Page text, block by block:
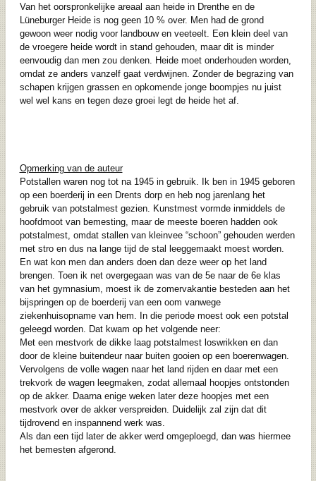
Van het oorspronkelijke areaal aan heide in Drenthe en de
Lüneburger Heide is nog geen 10 % over. Men had de grond
gewoon weer nodig voor landbouw en veeteelt. Een klein deel van
de vroegere heide wordt in stand gehouden, maar dit is minder
eenvoudig dan men zou denken. Heide moet onderhouden worden,
omdat ze anders vanzelf gaat verdwijnen. Zonder de begrazing van
schapen krijgen grassen en opkomende jonge boompjes nu juist
wel wel kans en tegen deze groei legt de heide het af.
Opmerking van de auteur
Potstallen waren nog tot na 1945 in gebruik. Ik ben in 1945 geboren
op een boerderij in een Drents dorp en heb nog jarenlang het
gebruik van potstalmest gezien. Kunstmest vormde inmiddels de
hoofdmoot van bemesting, maar de meeste boeren hadden ook
potstalmest, omdat stallen van kleinvee “schoon” gehouden werden
met stro en dus na lange tijd de stal leeggemaakt moest worden.
En wat kon men dan anders doen dan deze weer op het land
brengen. Toen ik net overgegaan was van de 5e naar de 6e klas
van het gymnasium, moest ik de zomervakantie besteden aan het
bijspringen op de boerderij van een oom vanwege
ziekenhuisopname van hem. In die periode moest ook een potstal
geleegd worden. Dat kwam op het volgende neer:
Met een mestvork de dikke laag potstalmest loswrikken en dan
door de kleine buitendeur naar buiten gooien op een boerenwagen.
Vervolgens de volle wagen naar het land rijden en daar met een
trekvork de wagen leegmaken, zodat allemaal hoopjes ontstonden
op de akker. Daarna enige weken later deze hoopjes met een
mestvork over de akker verspreiden. Duidelijk zal zijn dat dit
tijdrovend en inspannend werk was.
Als dan een tijd later de akker werd omgeploegd, dan was hiermee
het bemesten afgerond.